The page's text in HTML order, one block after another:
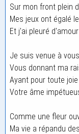
Sur mon front plein
Mes jeux ont égalé
Et j'ai pleuré
Je suis venue à
Vous donnant ma
Ayant pour toute
Votre âme
Comme une fleur
Ma vie a répandu